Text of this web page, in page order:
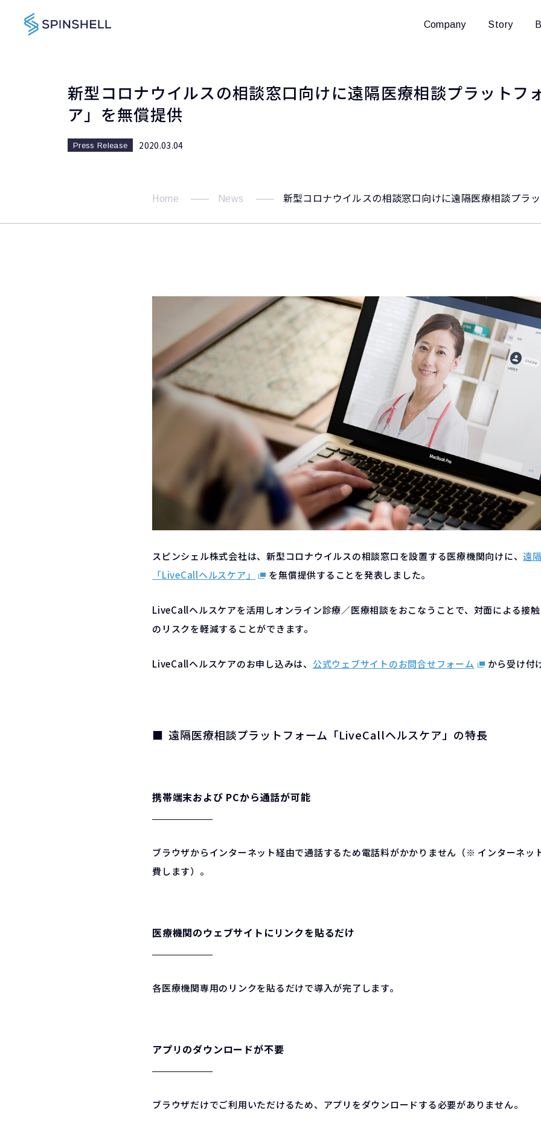
Company Story
新型コロナウイルスの相談窓口向けに遠隔医療相談プラット
ア」を無償提供
Press Release 2020.03.04
Home News 新型コロナウイルスの相談窓口向けに遠隔医療相談プラ
スピンシェル株式会社は、新型コロナウイルスの相談窓口を設置する医療機関向けに、遠
「LiveCallヘルスケア」
を無償提供することを発表しました。
LiveCallヘルスケアを活用しオンライン診療／医療相談をおこなうことで、対面による接
のリスクを軽減することができます。
LiveCallヘルスケアのお申し込みは、 公式ウェブサイトのお問合せフォーム から受け付
遠隔医療相談プラットフォーム「LiveCallヘルスケア」の特長
携帯端末および PCから通話が可能
ブラウザからインターネット経由で通話するため電話料がかかりません（※ インターネッ
費します）。
医療機関のウェブサイトにリンクを貼るだけ
各医療機関専用のリンクを貼るだけで導入が完了します。
アプリのダウンロードが不要
ブラウザだけでご利用いただけるため、アプリをダウンロードする必要がありません。